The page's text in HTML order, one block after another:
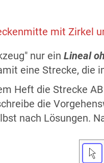
mit Zirkel
nur ein Lineal
eine Strecke, die
Heft die Strecke
die
nach Lösungen.